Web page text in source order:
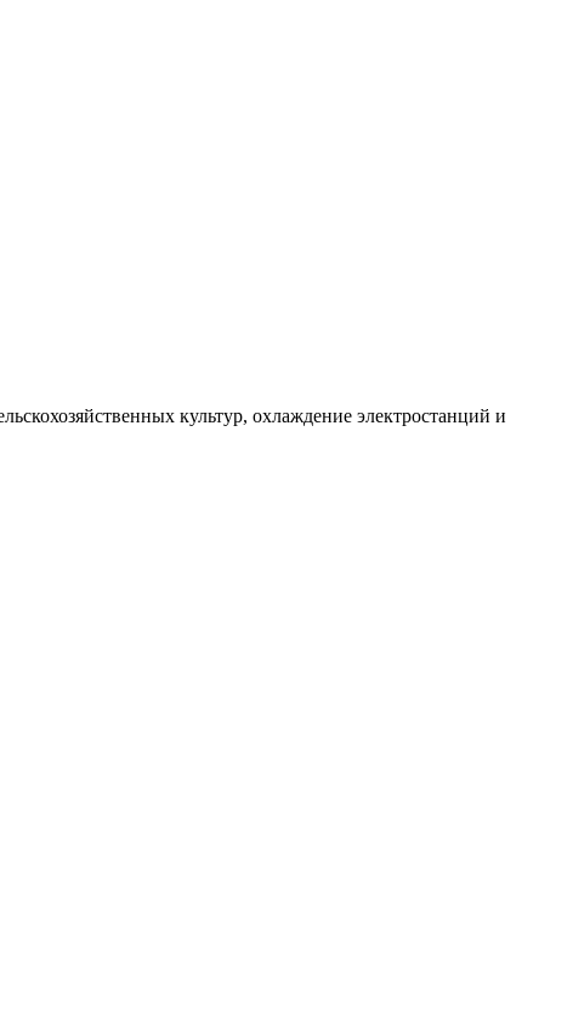
культур, охлаждение электростанций и